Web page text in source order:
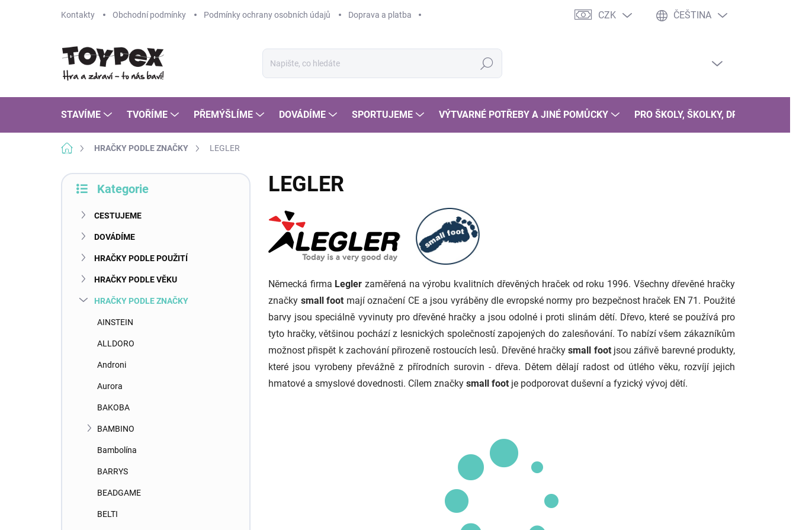
Kontakty Obchodní podmínky Podmínky ochrany osobních údajů Doprava a platba CZK ČEŠTINA
Hledat
STAVÍME TVOŘÍME PŘEMÝŠLÍME DOVÁDÍME SPORTUJEME VÝTVARNÉ POTŘEBY A JINÉ POMŮCKY PRO ŠKOLY, ŠKOLKY, DRUŽINY
Domů HRAČKY PODLE ZNAČKY LEGLER
P
Kategorie
CESTUJEME
DOVÁDÍME
HRAČKY PODLE POUŽITÍ
HRAČKY PODLE VĚKU
HRAČKY PODLE ZNAČKY
AINSTEIN
ALLDORO
Androni
Aurora
BAKOBA
BAMBINO
Bambolína
BARRYS
BEADGAME
BELTI
LEGLER
Německá firma Legler zaměřená na výrobu kvalitních dřevěných hraček od roku 1996. Všechny dřevěné hračky
značky small foot mají označení CE a jsou vyráběny dle evropské normy pro bezpečnost hraček EN 71. Použité
barvy jsou speciálně vyvinuty pro dřevěné hračky a jsou odolné i proti slinám dětí. Dřevo, které se používá pro
tyto hračky, většinou pochází z lesnických společností zapojených do zalesňování. To nabízí všem zákazníkům
možnost přispět k zachování přirozeně rostoucích lesů. Dřevěné hračkysmall footjsou zářivě barevné produkty,
které jsou vyrobeny převážně z přírodních surovin - dřeva. Dětem dělají radost od útlého věku, rozvíjí jejich
hmatové a smyslové dovednosti. Cílem značky small foot je podporovat duševní a fyzický vývoj dětí.